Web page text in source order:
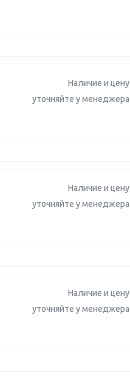
Наличие и цену
уточняйте у менеджера
Наличие и цену
уточняйте у менеджера
Наличие и цену
уточняйте у менеджера